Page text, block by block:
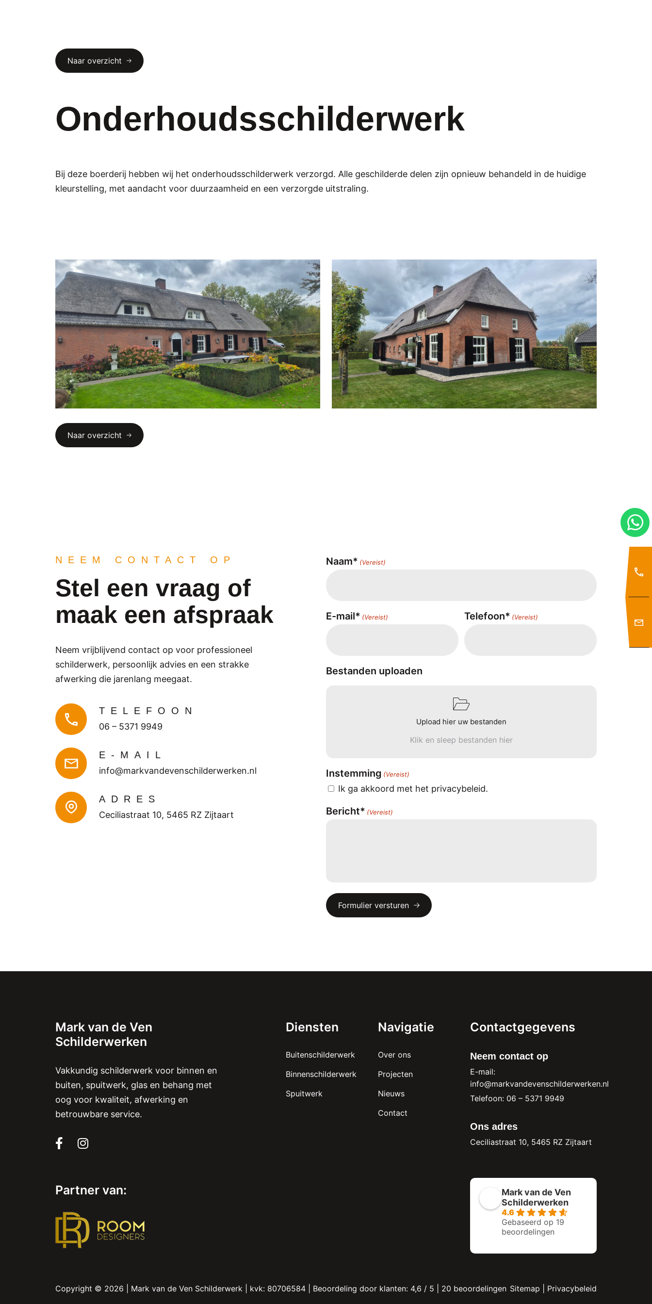
Naar overzicht
Onderhoudsschilderwerk
Bij deze boerderij hebben wij het onderhoudsschilderwerk verzorgd. Alle geschilderde delen zijn opnieuw behandeld in de huidige
kleurstelling, met aandacht voor duurzaamheid en een verzorgde uitstraling.
Naar overzicht
NEEM CONTACT OP
Stel een vraag of
maak een afspraak
Neem vrijblijvend contact op voor professioneel
schilderwerk, persoonlijk advies en een strakke
afwerking die jarenlang meegaat.
TELEFOON
06 – 5371 9949
E-MAIL
info@markvandevenschilderwerken.nl
ADRES
Ceciliastraat 10, 5465 RZ Zijtaart
Naam* (Vereist)
E-mail* (Vereist) Telefoon* (Vereist)
Bestanden uploaden
Upload hier uw bestanden
Klik en sleep bestanden hier
Instemming (Vereist)
Ik ga akkoord met het privacybeleid.
Bericht* (Vereist)
Mark van de Ven
Schilderwerken
Vakkundig schilderwerk voor binnen en
buiten, spuitwerk, glas en behang met
oog voor kwaliteit, afwerking en
betrouwbare service.
Partner van:
Diensten
Buitenschilderwerk
Binnenschilderwerk
Spuitwerk
Navigatie
Over ons
Projecten
Nieuws
Contact
Contactgegevens
Neem contact op
E-mail:
info@markvandevenschilderwerken.nl
Telefoon: 06 – 5371 9949
Ons adres
Ceciliastraat 10, 5465 RZ Zijtaart
Mark van de Ven
Schilderwerken
4.6
Gebaseerd op 19
beoordelingen
Copyright © 2026 | Mark van de Ven Schilderwerk kvk: 80706584 | Beoordeling door klanten: 4,6 / 5 20 beoordelingen Sitemap Privacybeleid